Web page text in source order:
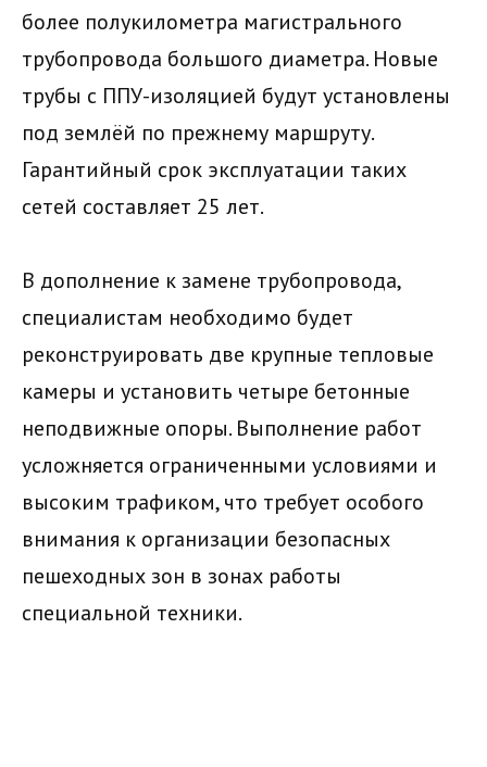
более полукилометра магистрального
трубопровода большого диаметра. Новые
трубы с ППУ-изоляцией будут установлены
под землёй по прежнему маршруту.
Гарантийный срок эксплуатации таких
сетей составляет 25 лет.
В дополнение к замене трубопровода,
специалистам необходимо будет
реконструировать две крупные тепловые
камеры и установить четыре бетонные
неподвижные опоры. Выполнение работ
усложняется ограниченными условиями и
высоким трафиком, что требует особого
внимания к организации безопасных
пешеходных зон в зонах работы
специальной техники.